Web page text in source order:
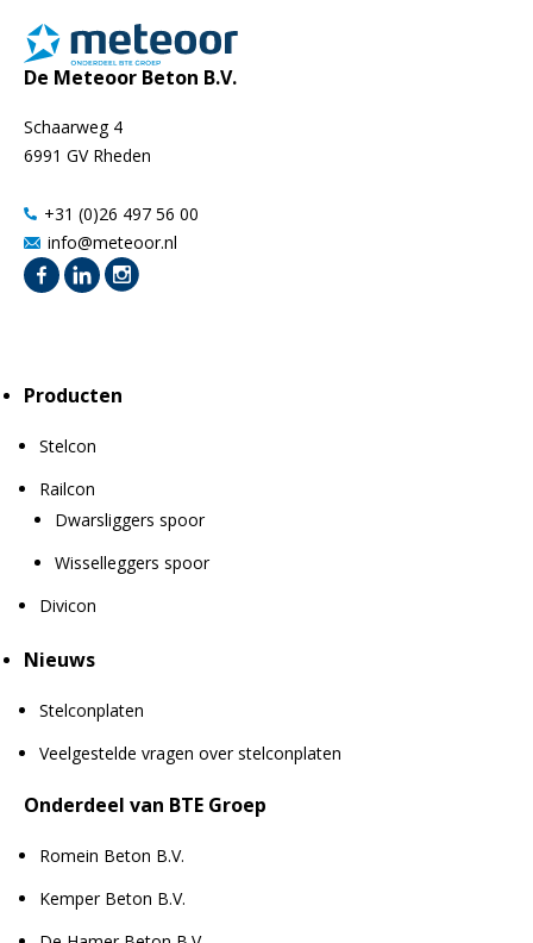
De Meteoor Beton B.V.
Schaarweg 4
6991 GV Rheden
+31 (0)26 497 56 00
info@meteoor.nl
Producten
Stelcon
Railcon
Dwarsliggers spoor
Wisselleggers spoor
Divicon
Nieuws
Stelconplaten
Veelgestelde vragen over stelconplaten
Onderdeel van BTE Groep
Romein Beton B.V.
Kemper Beton B.V.